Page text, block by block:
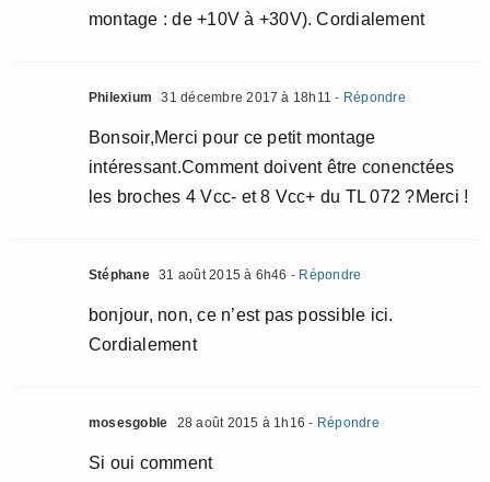
montage : de +10V à +30V). Cordialement
Philexium 31 décembre 2017 à 18h11 - Répondre
Bonsoir,Merci pour ce petit montage
intéressant.Comment doivent être conenctées
les broches 4 Vcc- et 8 Vcc+ du TL 072 ?Merci !
Stéphane 31 août 2015 à 6h46 - Répondre
bonjour, non, ce n’est pas possible ici.
Cordialement
mosesgoble 28 août 2015 à 1h16 - Répondre
Si oui comment